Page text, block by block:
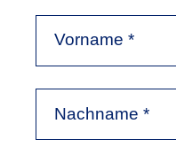
Vorname *
Nachname *